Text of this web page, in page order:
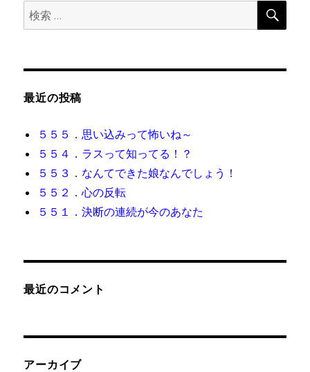
ン
検
索:
検
最近の投稿
５５５．思い込みって怖いね～
５５４．ラスって知ってる！？
５５３．なんてできた娘なんでしょう！
５５２．心の反転
５５１．決断の連続が今のあなた
最近のコメント
アーカイブ